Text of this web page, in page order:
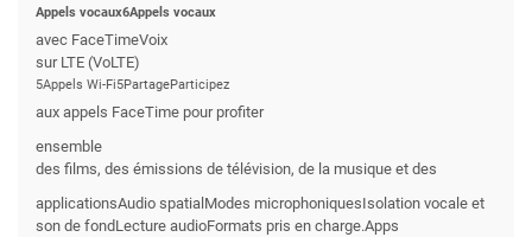
Appels vocaux6Appels vocaux
avec FaceTimeVoix
sur LTE (VoLTE)
5Appels Wi-Fi5PartageParticipez
aux appels FaceTime pour profiter
ensemble
des films, des émissions de télévision, de la musique et des
applicationsAudio spatialModes microphoniquesIsolation vocale et
son de fondLecture audioFormats pris en charge.Apps